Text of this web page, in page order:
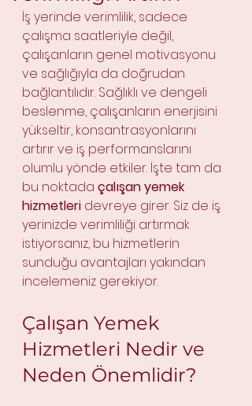
İş yerinde verimlilik, sadece
çalışma saatleriyle değil,
çalışanların genel motivasyonu
ve sağlığıyla da doğrudan
bağlantılıdır. Sağlıklı ve dengeli
beslenme, çalışanların enerjisini
yükseltir, konsantrasyonlarını
artırır ve iş performanslarını
olumlu yönde etkiler. İşte tam da
bu noktada çalışan yemek
hizmetleri devreye girer. Siz de iş
yerinizde verimliliği artırmak
istiyorsanız, bu hizmetlerin
sunduğu avantajları yakından
incelemeniz gerekiyor.
Çalışan Yemek
Hizmetleri Nedir ve
Neden Önemlidir?